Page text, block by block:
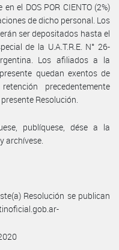
el DOS POR CIENTO (2%)
de dicho personal. Los
ser depositados hasta el
de la U.A.T.R.E. N° 26-
Los afiliados a la
quedan exentos de
precedentemente
Resolución.
publíquese, dése a la
archívese.
Resolución se publican